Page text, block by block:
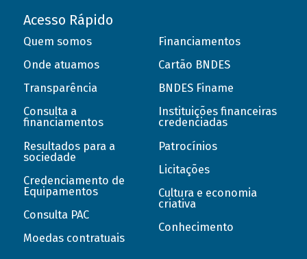
Acesso Rápido
Quem somos
Onde atuamos
Transparência
Consulta a
financiamentos
Resultados para a
sociedade
Credenciamento de
Equipamentos
Consulta PAC
Moedas contratuais
Financiamentos
Cartão BNDES
BNDES Finame
Instituições financeiras
credenciadas
Patrocínios
Licitações
Cultura e economia
criativa
Conhecimento